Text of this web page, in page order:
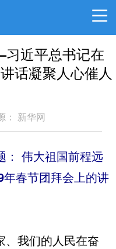
近平总书记在
话凝聚人心催人
： 新华网
： 伟大祖国前程远
春节团拜会上的讲
我们的人民在奋